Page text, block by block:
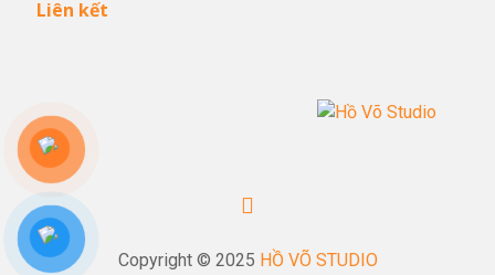
Liên kết
Copyright © 2025 HỒ VÕ STUDIO